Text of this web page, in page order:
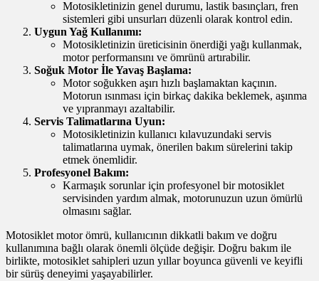
Motosikletinizin genel durumu, lastik basınçları, fren
sistemleri gibi unsurları düzenli olarak kontrol edin.
Uygun Yağ Kullanımı:
Motosikletinizin üreticisinin önerdiği yağı kullanmak,
motor performansını ve ömrünü artırabilir.
Soğuk Motor İle Yavaş Başlama:
Motor soğukken aşırı hızlı başlamaktan kaçının.
Motorun ısınması için birkaç dakika beklemek, aşınma
ve yıpranmayı azaltabilir.
Servis Talimatlarına Uyun:
Motosikletinizin kullanıcı kılavuzundaki servis
talimatlarına uymak, önerilen bakım sürelerini takip
etmek önemlidir.
Profesyonel Bakım:
Karmaşık sorunlar için profesyonel bir motosiklet
servisinden yardım almak, motorunuzun uzun ömürlü
olmasını sağlar.
Motosiklet motor ömrü, kullanıcının dikkatli bakım ve doğru
kullanımına bağlı olarak önemli ölçüde değişir. Doğru bakım ile
birlikte, motosiklet sahipleri uzun yıllar boyunca güvenli ve keyifli
bir sürüş deneyimi yaşayabilirler.